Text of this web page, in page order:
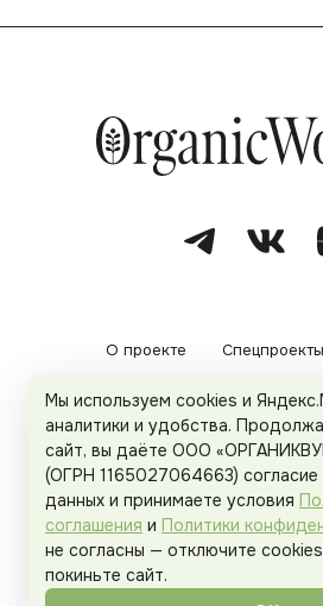
О проекте Спецпроекты
Рекламодателям Политика
Пользовательское
Organicwoman.ru .
Мы используем cookies и
аналитики и удобства.
сайт, вы даёте ООО
(ОГРН 1165027064663) согласие
данных и принимаете условия
соглашения и Политики
не согласны — отключите
покиньте сайт.